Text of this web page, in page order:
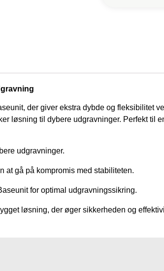
der giver ekstra dybde og fleksibilitet
løsning til dybere udgravninger. Perfekt til
udgravninger.
at gå på kompromis med stabiliteten.
for optimal udgravningssikring.
løsning, der øger sikkerheden og